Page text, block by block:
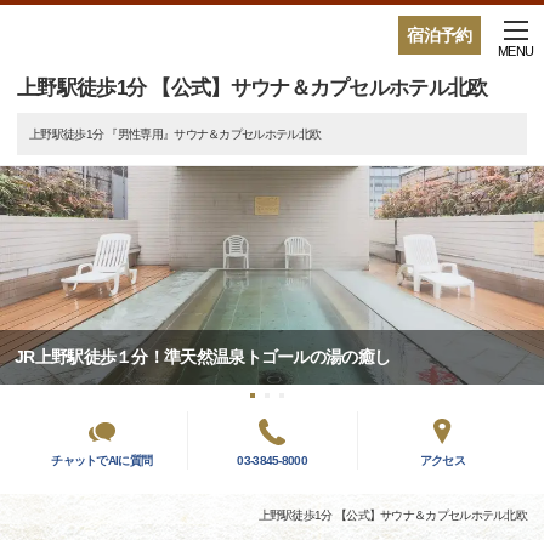
宿泊予約
上野駅徒歩1分 【公式】サウナ＆カプセルホテル北欧
MENU
上野駅徒歩1分 『男性専用』サウナ＆カプセルホテル北欧
JR上野駅徒歩１分！準天然温泉トゴールの湯の癒し
チャットでAIに質問 03-3845-8000 アクセス
上野駅徒歩1分 【公式】サウナ＆カプセルホテル北欧